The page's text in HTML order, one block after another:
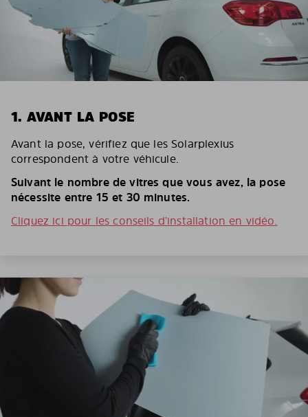
1. AVANT LA POSE
Avant la pose, vérifiez que les Solarplexius
correspondent à votre véhicule.
Suivant le nombre de vitres que vous avez, la pose
nécessite entre 15 et 30 minutes.
Cliquez ici pour les conseils d’installation en vidéo.